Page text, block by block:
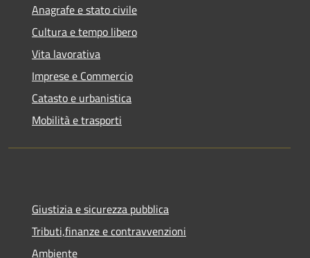
Anagrafe e stato civile
Cultura e tempo libero
Vita lavorativa
Imprese e Commercio
Catasto e urbanistica
Mobilità e trasporti
Giustizia e sicurezza pubblica
Tributi,finanze e contravvenzioni
Ambiente